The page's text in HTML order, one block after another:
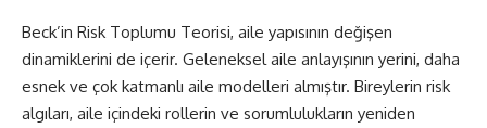
Beck’in Risk Toplumu Teorisi, aile yapısının değişen
dinamiklerini de içerir. Geleneksel aile anlayışının yerini, daha
esnek ve çok katmanlı aile modelleri almıştır. Bireylerin risk
algıları, aile içindeki rollerin ve sorumlulukların yeniden